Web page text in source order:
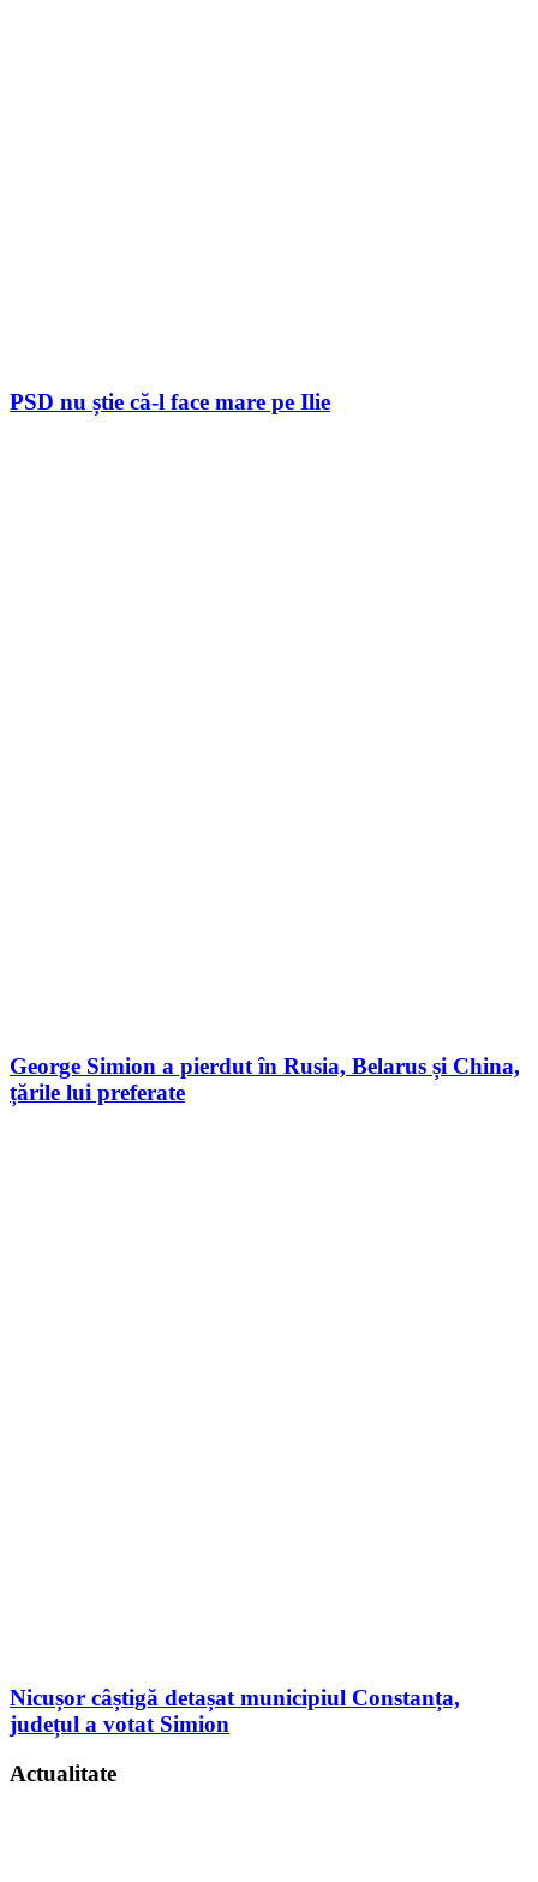
PSD nu știe că-l face mare pe Ilie
George Simion a pierdut în Rusia, Belarus și China,
țările lui preferate
Nicușor câștigă detașat municipiul Constanța,
județul a votat Simion
Actualitate